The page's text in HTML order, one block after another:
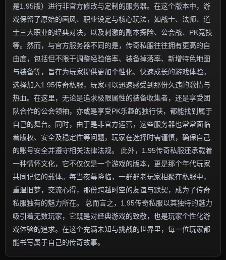
是1.95版）进行非官方修改与定制的服务器。在这个版本中，游
戏保留了原始的画风、职业设定与核心玩法，如战士、法师、道
士三大职业的经典对决，以及刺激的副本探险、公会战、PK竞技
等。然而，与官方服务器不同的是，传奇私服往往拥有更高的自
由度，包括但不限于调整经验倍率、装备掉落率、新增特色地图
与装备等，旨在为玩家提供更加个性化、快速成长的游戏体验。
选择加入1.95传奇私服，玩家可以迅速感受到那份久违的激情与
热血。在这里，无论是追求极限属性的装备收集者，还是享受团
队合作的公会领袖，亦或是享受PK乐趣的独行侠，都能找到属于
自己的舞台。同时，由于是非官方运营，这些服务器也常常面临
着版权、安全及稳定性等问题，玩家在选择时需谨慎，确保自己
的账号安全并遵守相关法律法规。 此外，1.95传奇私服还承载着
一种情怀文化，它不仅仅是一个游戏的版本，更是那个年代玩家
共同记忆的载体。每当夜幕降临，一群群老玩家相聚在私服中，
重温旧梦，交流心得，那份跨越时空的友谊与默契，成为了传奇
私服独有的魅力所在。 总而言之，1.95传奇私服以其独特的魅力
吸引着无数玩家，它既是对经典游戏的致敬，也是玩家个性化游
戏体验的追求。在这个充满未知与挑战的世界里，每一位玩家都
能书写属于自己的传奇故事。